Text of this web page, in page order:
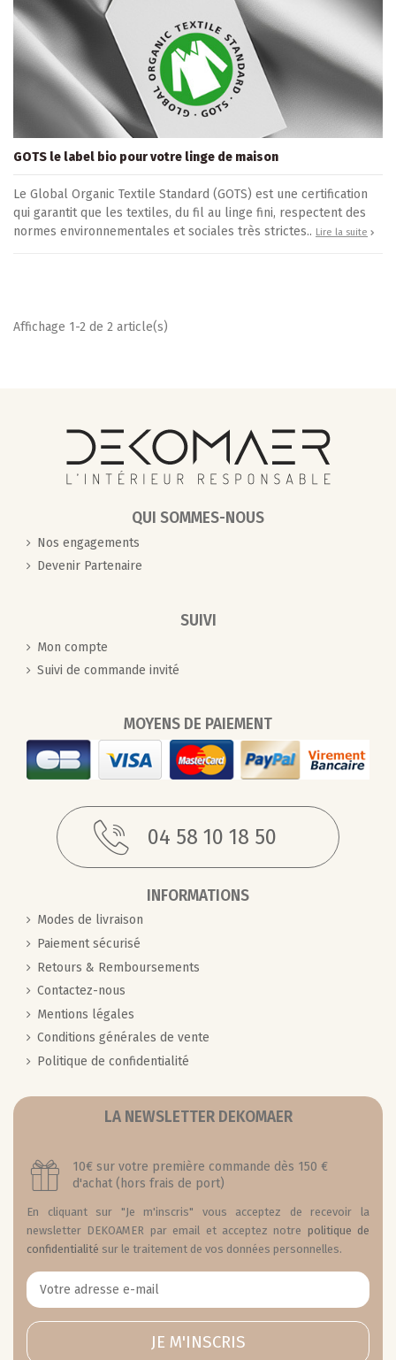
GOTS le label bio pour votre linge de maison
Le Global Organic Textile Standard (GOTS) est une certification
qui garantit que les textiles, du fil au linge fini, respectent des
normes environnementales et sociales très strictes.. Lire la suite
Affichage 1-2 de 2 article(s)
QUI SOMMES-NOUS
Nos engagements
Devenir Partenaire
SUIVI
Mon compte
Suivi de commande invité
MOYENS DE PAIEMENT
04 58 10 18 50
INFORMATIONS
Modes de livraison
Paiement sécurisé
Retours & Remboursements
Contactez-nous
Mentions légales
Conditions générales de vente
Politique de confidentialité
LA NEWSLETTER DEKOMAER
10€ sur votre première commande dès 150 €
d'achat (hors frais de port)
En cliquant sur "Je m'inscris" vous acceptez de recevoir la
newsletter DEKOAMER par email et acceptez notre politique de
confidentialité sur le traitement de vos données personnelles.
JE M'INSCRIS